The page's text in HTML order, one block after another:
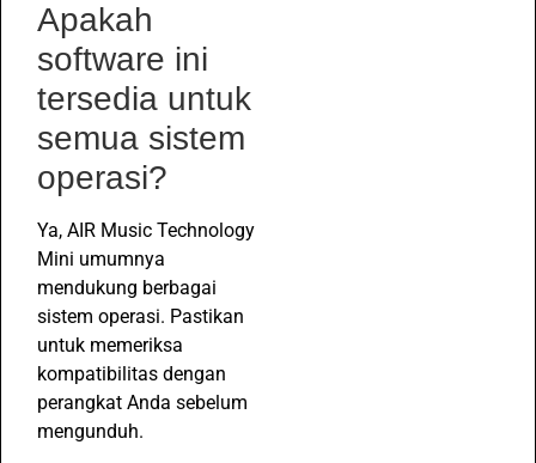
Apakah
software ini
tersedia untuk
semua sistem
operasi?
Ya, AIR Music Technology
Mini umumnya
mendukung berbagai
sistem operasi. Pastikan
untuk memeriksa
kompatibilitas dengan
perangkat Anda sebelum
mengunduh.